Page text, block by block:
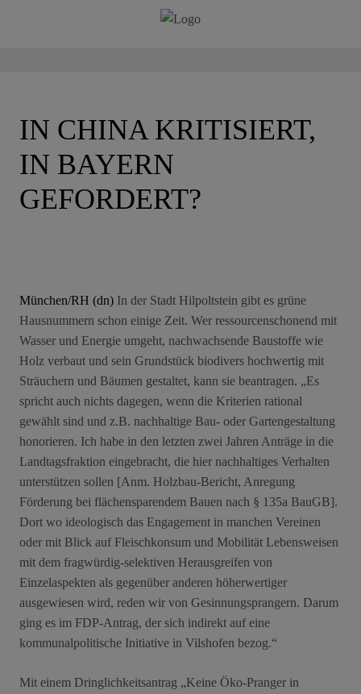
IN CHINA KRITISIERT,
IN BAYERN
GEFORDERT?
München/RH (dn) In der Stadt Hilpoltstein gibt es grüne
Hausnummern schon einige Zeit. Wer ressourcenschonend mit
Wasser und Energie umgeht, nachwachsende Baustoffe wie
Holz verbaut und sein Grundstück biodivers hochwertig mit
Sträuchern und Bäumen gestaltet, kann sie beantragen. „Es
spricht auch nichts dagegen, wenn die Kriterien rational
gewählt sind und z.B. nachhaltige Bau- oder Gartengestaltung
honorieren. Ich habe in den letzten zwei Jahren Anträge in die
Landtagsfraktion eingebracht, die hier nachhaltiges Verhalten
unterstützen sollen [Anm. Holzbau-Bericht, Anregung
Förderung bei flächensparendem Bauen nach § 135a BauGB].
Dort wo ideologisch das Engagement in manchen Vereinen
oder mit Blick auf Fleischkonsum und Mobilität Lebensweisen
mit dem fragwürdig-selektiven Herausgreifen von
Einzelaspekten als gegenüber anderen höherwertiger
ausgewiesen wird, reden wir von Gesinnungsprangern. Darum
ging es im FDP-Antrag, der sich indirekt auf eine
kommunalpolitische Initiative in Vilshofen bezog.“
Mit einem Dringlichkeitsantrag „Keine Öko-Pranger in